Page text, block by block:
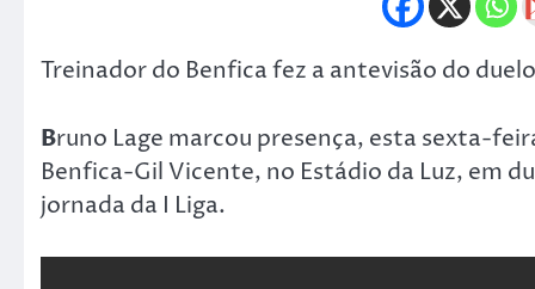
Treinador do Benfica fez a antevisão do
Bruno Lage marcou presença, esta sexta-
Benfica-Gil Vicente, no Estádio da Luz, em
jornada da I Liga.